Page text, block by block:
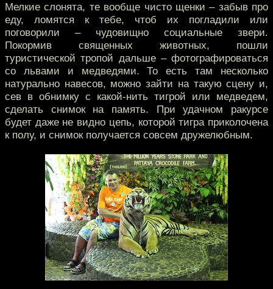
Мелкие слонята, те вообще чисто щенки – забыв про
еду, ломятся к тебе, чтоб их погладили или
поговорили – чудовищно социальные звери.
Покормив священных животных, пошли
туристической тропой дальше – фотографироваться
со львами и медведями. То есть там несколько
натурально навесов, можно зайти на такую сцену и,
сев в обнимку с какой-нить тигрой или медведем,
сделать снимок на память. При удачном ракурсе
будет даже не видно цепь, которой тигра приколочена
к полу, и снимок получается совсем дружелюбным.